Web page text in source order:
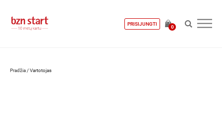
PRISIJUNGTI
0
Pradžia /Vartotojas